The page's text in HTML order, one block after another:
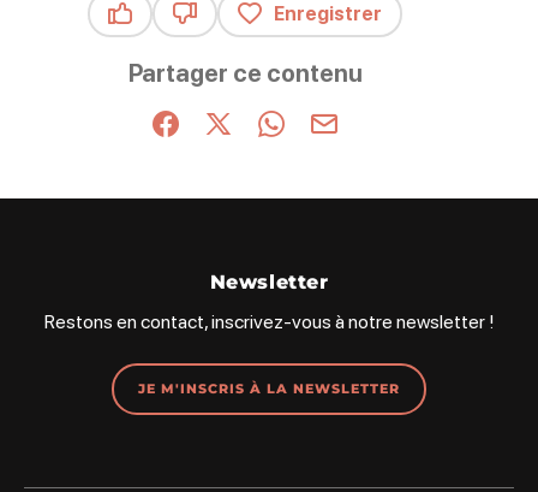
Enregistrer
Partager ce contenu
Partager sur Facebook (nouvelle fenêtre)
Partager sur X / Twitter (nouvelle
Partager sur WhatsApp
Partager par mail
Newsletter
Restons en contact, inscrivez-vous à notre newsletter !
JE M'INSCRIS À LA NEWSLETTER